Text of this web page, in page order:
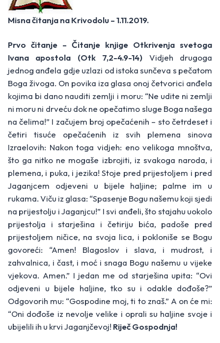
Misna čitanja na Krivodolu – 1.11.2019.
Prvo čitanje – Čitanje knjige Otkrivenja svetoga
Ivana apostola (Otk 7,2-4.9-14) Vidjeh drugoga
jednog anđela gdje uzlazi od istoka sunčeva s pečatom
Boga živoga. On povika iza glasa onoj četvorici anđela
kojima bi dano nauditi zemlji i moru: “Ne udite ni zemlji
ni moru ni drveću dok ne opečatimo sluge Boga našega
na čelima!” I začujem broj opečaćenih – sto četrdeset i
četiri tisuće opečaćenih iz svih plemena sinova
Izraelovih: Nakon toga vidjeh: eno velikoga mnoštva,
što ga nitko ne mogaše izbrojiti, iz svakoga naroda, i
plemena, i puka, i jezika! Stoje pred prijestoljem i pred
Jaganjcem odjeveni u bijele haljine; palme im u
rukama. Viču iz glasa: “Spasenje Bogu našemu koji sjedi
na prijestolju i Jaganjcu!” I svi anđeli, što stajahu uokolo
prijestolja i starješina i četiriju bića, padoše pred
prijestoljem ničice, na svoja lica, i pokloniše se Bogu
govoreći: “Amen! Blagoslov i slava, i mudrost, i
zahvalnica, i čast, i moć i snaga Bogu našemu u vijeke
vjekova. Amen.” I jedan me od starješina upita: “Ovi
odjeveni u bijele haljine, tko su i odakle dođoše?”
Odgovorih mu: “Gospodine moj, ti to znaš.” A on će mi:
“Oni dođoše iz nevolje velike i oprali su haljine svoje i
ubijelili ih u krvi Jaganjčevoj! Riječ Gospodnja!